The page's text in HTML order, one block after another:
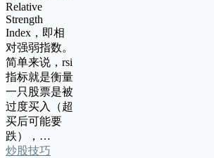
Relative
Strength
Index，即相
对强弱指数。
简单来说，rsi
指标就是衡量
一只股票是被
过度买入（超
买后可能要
跌），…
炒股技巧